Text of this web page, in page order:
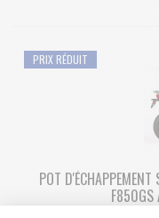
PRIX RÉDUIT
POT